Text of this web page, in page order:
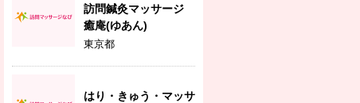
訪問鍼灸マッサージ
癒庵(ゆあん)
東京都
はり・きゅう・マッサ